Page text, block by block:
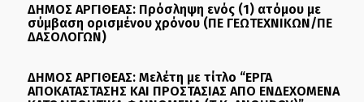
ΔΗΜΟΣ ΑΡΓΙΘΕΑΣ: Πρόσληψη ενός (1) ατόμου με
σύμβαση ορισμένου χρόνου (ΠΕ ΓΕΩΤΕΧΝΙΚΩΝ/ΠΕ
ΔΑΣΟΛΟΓΩΝ)
ΔΗΜΟΣ ΑΡΓΙΘΕΑΣ: Μελέτη με τίτλο “ΕΡΓΑ
ΑΠΟΚΑΤΑΣΤΑΣΗΣ ΚΑΙ ΠΡΟΣΤΑΣΙΑΣ ΑΠΟ ΕΝΔΕΧΟΜΕΝΑ